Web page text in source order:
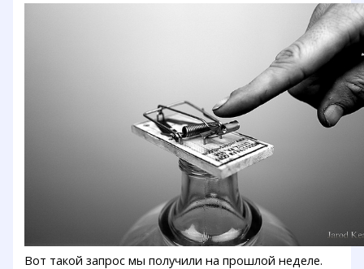
Вот такой запрос мы получили на прошлой неделе.